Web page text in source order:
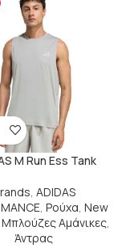
M Run Ess Tank
ADIDAS
, Ρούχα New
,Μπλούζες Αμάνικες
Άντρας